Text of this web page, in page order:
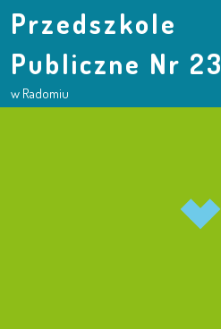
Przedszkole
Publiczne Nr 23
w Radomiu